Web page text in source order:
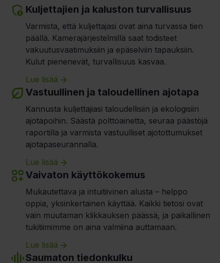
Kuljettajien ja kaluston turvallisuus
Varmista, että kuljettajasi ovat aina turvassa tien
päällä. Kamerajärjestelmillä saat todisteet
vakuutusvaatimuksiin ja epäselviin tapauksiin.
Kulut pienenevät, turvallisuus kasvaa.
Lue lisää
Vastuullinen ja taloudellinen ajotapa
Kannusta kuljettajiasi taloudellisiin ja ekologisiin
ajotapoihin. Säästä polttoainetta, seuraa päästöjä
raportilla ja varmista vastuulliset ajotottumukset
ajotapaseurannalla.
Lue lisää
Vaivaton käyttökokemus
Mukautettava ja intuitiivinen alusta – helppo
oppia, yksinkertainen käyttää. Kaikki tietosi ovat
vain muutaman klikkauksen päässä, ja paikallinen
tukitiimimme on aina valmiina auttamaan.
Lue lisää
Saumaton tiedonkulku